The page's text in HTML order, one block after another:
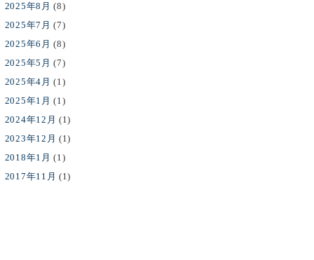
2025年8月 (8)
2025年7月 (7)
2025年6月 (8)
2025年5月 (7)
2025年4月 (1)
2025年1月 (1)
2024年12月 (1)
2023年12月 (1)
2018年1月 (1)
2017年11月 (1)